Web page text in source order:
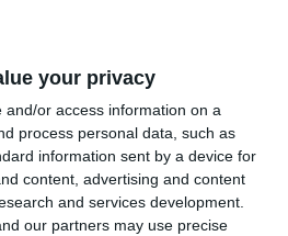
your privacy
and/or access information on a
process personal data, such as
information sent by a device for
content, advertising and content
and services development.
our partners may use precise
sub ape! Străzi inundate,
majore de deplasare în oraș